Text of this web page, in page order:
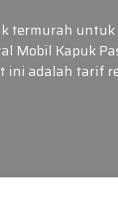
termurah
Mobil Kapuk
ini adalah tarif